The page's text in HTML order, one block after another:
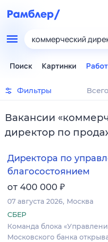
коммерческий
Поиск Картинки
Фильтры
Вакансии «
директор по
Директора по
благосостоянием
от 400 000 ₽
07 августа 2026 Москва
СБЕР
Команда блока
Московского банка